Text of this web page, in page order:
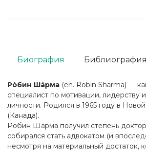
Ро́бин Ша́рма (en. Robin Sharma) —
специалист по мотивации, лидерству
личности. Родился в 1965 году в
(Канада).
Робин Шарма получил степень
собирался стать адвокатом (и
несмотря на материальный достаток,
Биография Библиография